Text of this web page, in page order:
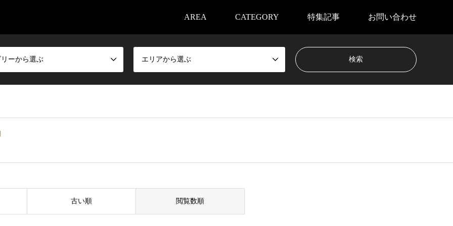
AREA CATEGORY 特集記事 お問い合わせ
ーから選ぶ エリアから選ぶ
古い順 閲覧数順